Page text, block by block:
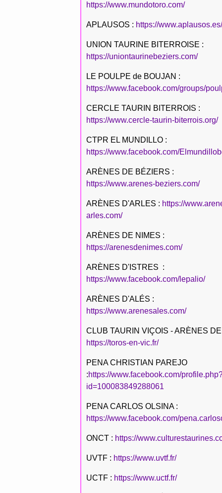
https://www.mundotoro.com/
APLAUSOS : https://www.aplausos.es/
UNION TAURINE BITERROISE :
https://uniontaurinebeziers.com/
LE POULPE de BOUJAN :
https://www.facebook.com/groups/
CERCLE TAURIN BITERROIS :
https://www.cercle-taurin-biterrois.org/
CTPR EL MUNDILLO :
https://www.facebook.com/
ARÈNES DE BÉZIERS :
https://www.arenes-beziers.com/
ARÈNES D'ARLES : https://
arles.com/
ARÈNES DE NIMES :
https://arenesdenimes.com/
ARÈNES D'ISTRES :
https://www.facebook.com/lepalio/
ARÈNES D'ALÉS :
https://www.arenesales.com/
CLUB TAURIN VIÇOIS - ARÈNES
https://toros-en-vic.fr/
PENA CHRISTIAN PAREJO
:https://www.facebook.com/
id=100083849288061
PENA CARLOS OLSINA :
https://www.facebook.com/
ONCT : https://
UVTF : https://www.uvtf.fr/
UCTF : https://www.uctf.fr/